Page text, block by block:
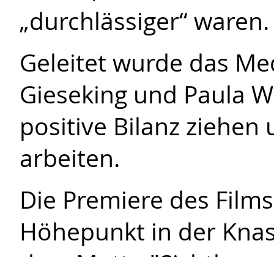
„durchlässiger“ waren.
Geleitet wurde das
Gieseking und Paula
positive Bilanz ziehen
arbeiten.
Die Premiere des
Höhepunkt in der